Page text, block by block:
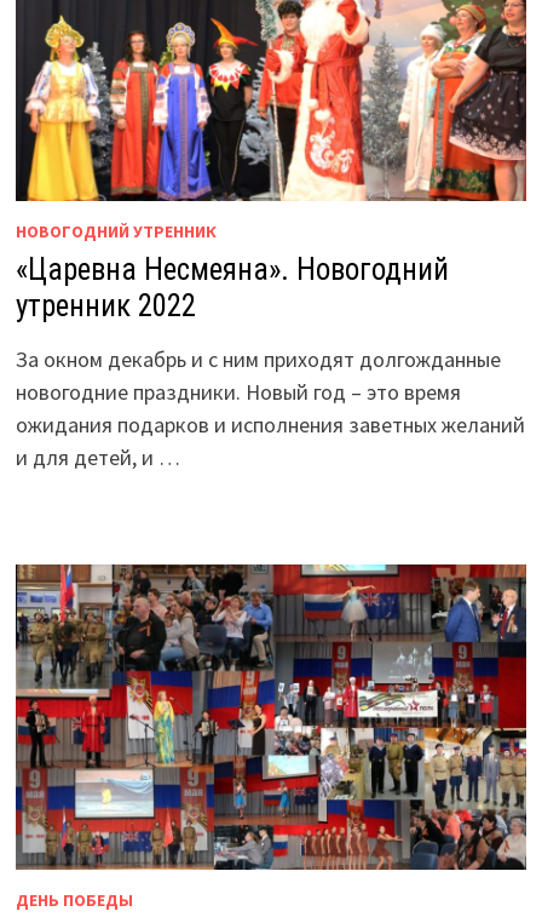
НОВОГОДНИЙ УТРЕННИК
«Царевна Несмеяна». Новогодний
утренник 2022
За окном декабрь и с ним приходят долгожданные
новогодние праздники. Новый год – это время
ожидания подарков и исполнения заветных желаний
и для детей, и …
ДЕНЬ ПОБЕДЫ